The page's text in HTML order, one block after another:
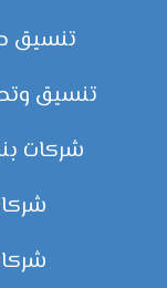
تنسيق
تنسيق
شركات